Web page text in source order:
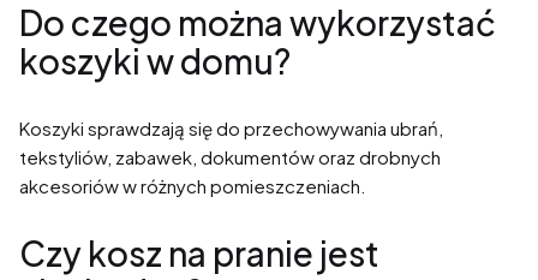
Do czego można wykorzystać
koszyki w domu?
Koszyki sprawdzają się do przechowywania ubrań,
tekstyliów, zabawek, dokumentów oraz drobnych
akcesoriów w różnych pomieszczeniach.
Czy kosz na pranie jest